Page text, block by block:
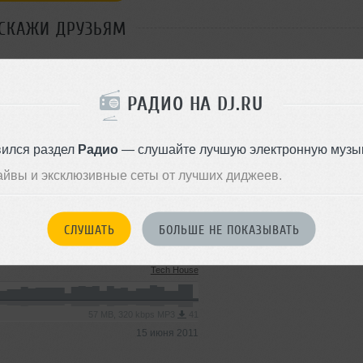
РАДИО НА DJ.RU
раздел Радио— слушайте лучшую электронную
и эксклюзивные сеты от лучших диджеев.
СЛУШАТЬ БОЛЬШЕ НЕ ПОКАЗЫВАТЬ
ДРУЗЬЯМ
Tech House
6.0 MB, 320 kbps MP3
07 июля 2011
Tech House
15 июня 2011
Добавлен: 12 сентября 2010,